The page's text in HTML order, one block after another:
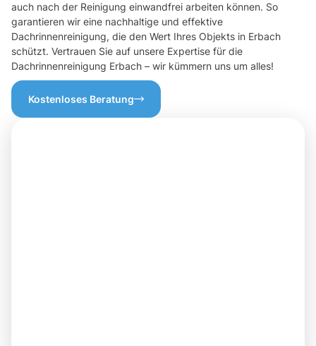
auch nach der Reinigung einwandfrei arbeiten können. So
garantieren wir eine nachhaltige und effektive
Dachrinnenreinigung, die den Wert Ihres Objekts in Erbach
schützt. Vertrauen Sie auf unsere Expertise für die
Dachrinnenreinigung Erbach – wir kümmern uns um alles!
Kostenloses Beratung